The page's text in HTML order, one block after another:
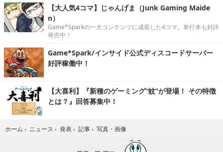
【大人気4コマ】じゃんげま（Junk Gaming Maide
n）
Game*Sparkの一大コンテンツに成長した4コマ。単行本も好評
発売中！
Game*Spark/インサイド公式ディスコードサーバー
好評稼働中！
【大喜利】『新種のゲーミング“蚊”が登場！ その特徴
とは？』回答募集中！
ホーム › ニュース › 発表 › 記事 › 写真・画像